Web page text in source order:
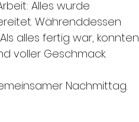
Alles wurde
Währenddessen
alles fertig war, konnten
voller Geschmack.
Nachmittag.